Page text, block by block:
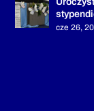
cze 26,